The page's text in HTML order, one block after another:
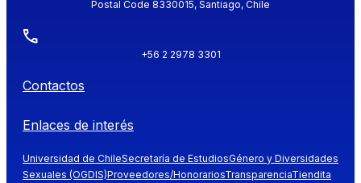
Postal Code 8330015, Santiago, Chile
+56 2 2978 3301
Contactos
Enlaces de interés
Universidad de ChileSecretaría de EstudiosGénero y Diversidades
Sexuales (OGDIS)Proveedores/HonorariosTransparenciaTiendita